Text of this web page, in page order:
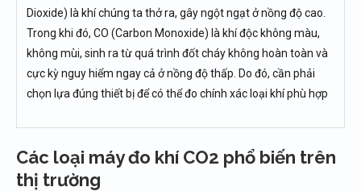
Dioxide) là khí chúng ta thở ra, gây ngột ngạt ở nồng độ cao.
Trong khi đó, CO (Carbon Monoxide) là khí độc không màu,
không mùi, sinh ra từ quá trình đốt cháy không hoàn toàn và
cực kỳ nguy hiểm ngay cả ở nồng độ thấp. Do đó, cần phải
chọn lựa đúng thiết bị để có thể đo chính xác loại khí phù hợp
Các loại máy đo khí CO2 phổ biến trên
thị trường